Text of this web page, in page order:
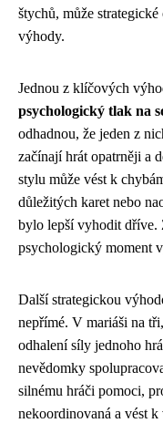
štychů, může
výhody.
Jednou z klíčových
psychologický tlak na
odhadnou, že jeden z
začínají hrát opatrněji a
stylu může vést k
důležitých karet nebo
bylo lepší vyhodit dříve.
psychologický moment
Další strategickou
nepřímé. V mariáši na
odhalení síly jednoho
nevědomky
silnému hráči pomoci,
nekoordinovaná a vést